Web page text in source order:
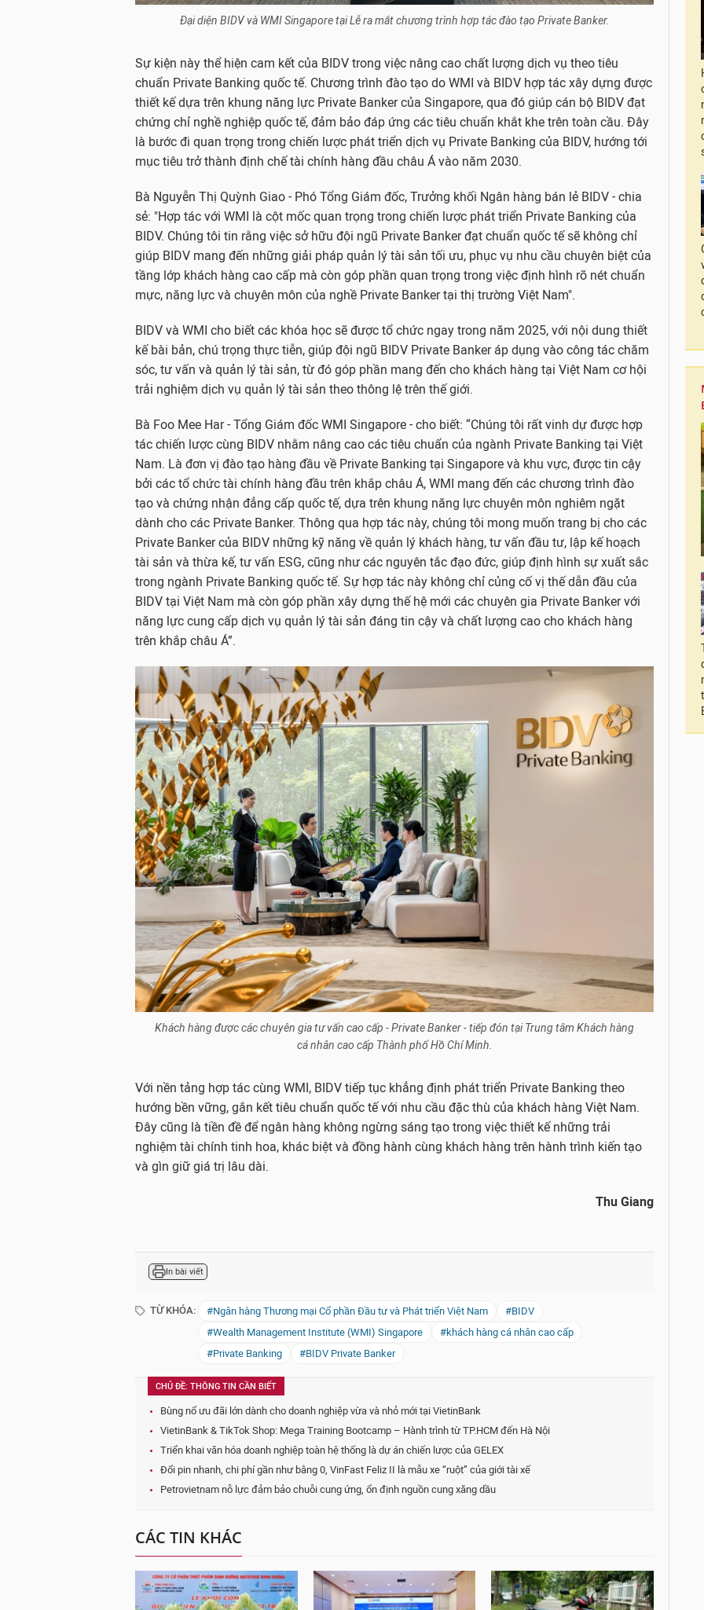
Đại diện BIDV và WMI Singapore tại Lễ ra mắt chương trình hợp tác đào tạo Private Banker.
Sự kiện này thể hiện cam kết của BIDV trong việc nâng cao chất lượng dịch vụ theo tiêu
chuẩn Private Banking quốc tế. Chương trình đào tạo do WMI và BIDV hợp tác xây dựng được
thiết kế dựa trên khung năng lực Private Banker của Singapore, qua đó giúp cán bộ BIDV đạt
chứng chỉ nghề nghiệp quốc tế, đảm bảo đáp ứng các tiêu chuẩn khắt khe trên toàn cầu. Đây
là bước đi quan trọng trong chiến lược phát triển dịch vụ Private Banking của BIDV, hướng tới
mục tiêu trở thành định chế tài chính hàng đầu châu Á vào năm 2030.
Bà Nguyễn Thị Quỳnh Giao - Phó Tổng Giám đốc, Trưởng khối Ngân hàng bán lẻ BIDV - chia
sẻ: "Hợp tác với WMI là cột mốc quan trọng trong chiến lược phát triển Private Banking của
BIDV. Chúng tôi tin rằng việc sở hữu đội ngũ Private Banker đạt chuẩn quốc tế sẽ không chỉ
giúp BIDV mang đến những giải pháp quản lý tài sản tối ưu, phục vụ nhu cầu chuyên biệt của
tầng lớp khách hàng cao cấp mà còn góp phần quan trọng trong việc định hình rõ nét chuẩn
mực, năng lực và chuyên môn của nghề Private Banker tại thị trường Việt Nam".
BIDV và WMI cho biết các khóa học sẽ được tổ chức ngay trong năm 2025, với nội dung thiết
kế bài bản, chú trọng thực tiễn, giúp đội ngũ BIDV Private Banker áp dụng vào công tác chăm
sóc, tư vấn và quản lý tài sản, từ đó góp phần mang đến cho khách hàng tại Việt Nam cơ hội
trải nghiệm dịch vụ quản lý tài sản theo thông lệ trên thế giới.
Bà Foo Mee Har - Tổng Giám đốc WMI Singapore - cho biết: “Chúng tôi rất vinh dự được hợp
tác chiến lược cùng BIDV nhằm nâng cao các tiêu chuẩn của ngành Private Banking tại Việt
Nam. Là đơn vị đào tạo hàng đầu về Private Banking tại Singapore và khu vực, được tin cậy
bởi các tổ chức tài chính hàng đầu trên khắp châu Á, WMI mang đến các chương trình đào
tạo và chứng nhận đẳng cấp quốc tế, dựa trên khung năng lực chuyên môn nghiêm ngặt
dành cho các Private Banker. Thông qua hợp tác này, chúng tôi mong muốn trang bị cho các
Private Banker của BIDV những kỹ năng về quản lý khách hàng, tư vấn đầu tư, lập kế hoạch
tài sản và thừa kế, tư vấn ESG, cũng như các nguyên tắc đạo đức, giúp định hình sự xuất sắc
trong ngành Private Banking quốc tế. Sự hợp tác này không chỉ củng cố vị thế dẫn đầu của
BIDV tại Việt Nam mà còn góp phần xây dựng thế hệ mới các chuyên gia Private Banker với
năng lực cung cấp dịch vụ quản lý tài sản đáng tin cậy và chất lượng cao cho khách hàng
trên khắp châu Á”.
Khách hàng được các chuyên gia tư vấn cao cấp - Private Banker - tiếp đón tại Trung tâm Khách hàng
cá nhân cao cấp Thành phố Hồ Chí Minh.
Với nền tảng hợp tác cùng WMI, BIDV tiếp tục khẳng định phát triển Private Banking theo
hướng bền vững, gắn kết tiêu chuẩn quốc tế với nhu cầu đặc thù của khách hàng Việt Nam.
Đây cũng là tiền đề để ngân hàng không ngừng sáng tạo trong việc thiết kế những trải
nghiệm tài chính tinh hoa, khác biệt và đồng hành cùng khách hàng trên hành trình kiến tạo
và gìn giữ giá trị lâu dài.
Thu Giang
In bài viết
TỪ KHÓA: #Ngân hàng Thương mại Cổ phần Đầu tư và Phát triển Việt Nam
#BIDV
#Wealth Management Institute (WMI) Singapore
#khách hàng cá nhân cao cấp
#Private Banking
#BIDV Private Banker
CHỦ ĐỀ: THÔNG TIN CẦN BIẾT
Bùng nổ ưu đãi lớn dành cho doanh nghiệp vừa và nhỏ mới tại VietinBank
VietinBank & TikTok Shop: Mega Training Bootcamp – Hành trình từ TP.HCM đến Hà Nội
Triển khai văn hóa doanh nghiệp toàn hệ thống là dự án chiến lược của GELEX
Đổi pin nhanh, chi phí gần như bằng 0, VinFast Feliz II là mẫu xe “ruột” của giới tài xế
Petrovietnam nỗ lực đảm bảo chuỗi cung ứng, ổn định nguồn cung xăng dầu
CÁC TIN KHÁC